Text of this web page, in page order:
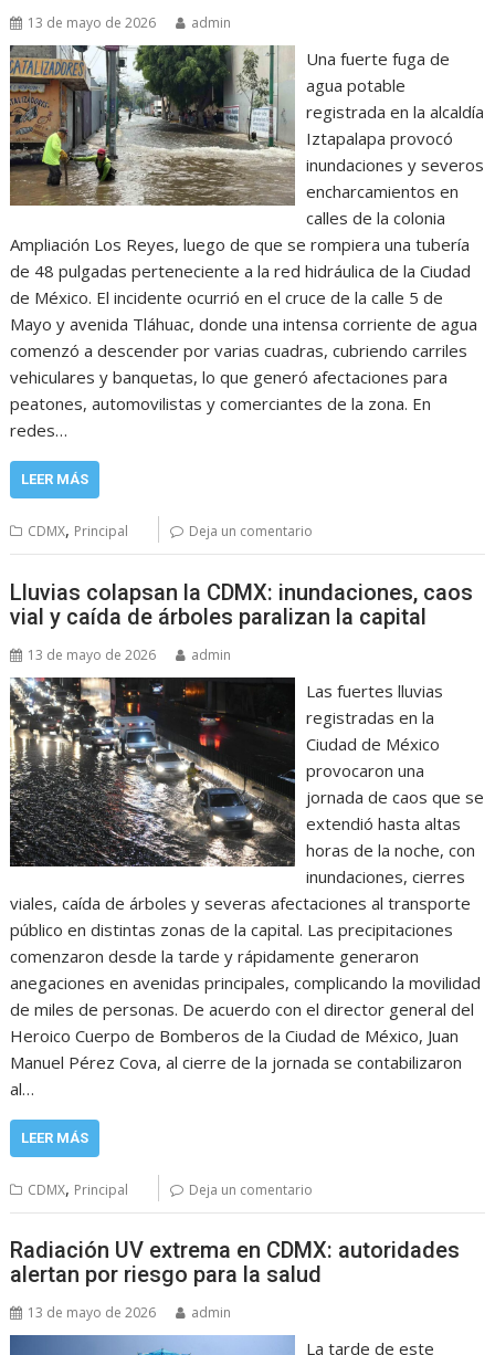
13 de mayo de 2026 admin
Una fuerte fuga de
agua potable
registrada en la alcaldía
Iztapalapa provocó
inundaciones y severos
encharcamientos en
calles de la colonia
Ampliación Los Reyes, luego de que se rompiera una tubería
de 48 pulgadas perteneciente a la red hidráulica de la Ciudad
de México. El incidente ocurrió en el cruce de la calle 5 de
Mayo y avenida Tláhuac, donde una intensa corriente de agua
comenzó a descender por varias cuadras, cubriendo carriles
vehiculares y banquetas, lo que generó afectaciones para
peatones, automovilistas y comerciantes de la zona. En
redes…
LEER MÁS
CDMX, Principal Deja un comentario
Lluvias colapsan la CDMX: inundaciones, caos
vial y caída de árboles paralizan la capital
13 de mayo de 2026 admin
Las fuertes lluvias
registradas en la
Ciudad de México
provocaron una
jornada de caos que se
extendió hasta altas
horas de la noche, con
inundaciones, cierres
viales, caída de árboles y severas afectaciones al transporte
público en distintas zonas de la capital. Las precipitaciones
comenzaron desde la tarde y rápidamente generaron
anegaciones en avenidas principales, complicando la movilidad
de miles de personas. De acuerdo con el director general del
Heroico Cuerpo de Bomberos de la Ciudad de México, Juan
Manuel Pérez Cova, al cierre de la jornada se contabilizaron
al…
LEER MÁS
CDMX, Principal Deja un comentario
Radiación UV extrema en CDMX: autoridades
alertan por riesgo para la salud
13 de mayo de 2026 admin
La tarde de este